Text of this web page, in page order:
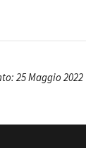
25 Maggio 2022